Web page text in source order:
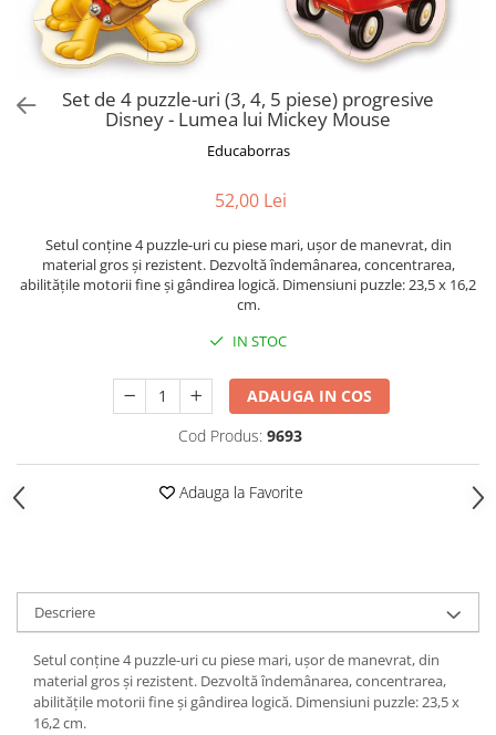
Puzzle-uri progresive
Puzzle-uri stratificate
Creioane colorate si carioci
Instrumente si accesorii pentru
pictura
Stampile si tusiere
Suport pentru decor
Modelaj
Pictura pe numere
Tablouri diamonds
pentru copii
Jocuri de societate pentru copii
Jocuri logice pentru copii
Jocuri matematice
Stimulare olfactiva si gustativa
Stimulare tactila
Set de 4 puzzle-uri (3, 4, 5 piese) progresive
Disney - Lumea lui Mickey Mouse
Educaborras
52,00 Lei
Setul conține 4 puzzle-uri cu piese mari, ușor de manevrat, din
material gros și rezistent. Dezvoltă îndemânarea, concentrarea,
abilitățile motorii fine și gândirea logică. Dimensiuni puzzle: 23,5 x 16,2
cm.
IN STOC
ADAUGA IN COS
Cod Produs: 9693
Adauga la Favorite
Descriere
Setul conține 4 puzzle-uri cu piese mari, ușor de manevrat, din
material gros și rezistent. Dezvoltă îndemânarea, concentrarea,
abilitățile motorii fine și gândirea logică. Dimensiuni puzzle: 23,5 x
16,2 cm.